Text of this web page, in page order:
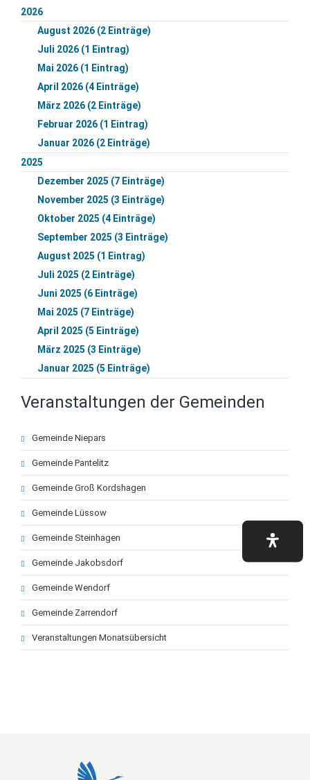
2026
August 2026 (2 Einträge)
Juli 2026 (1 Eintrag)
Mai 2026 (1 Eintrag)
April 2026 (4 Einträge)
März 2026 (2 Einträge)
Februar 2026 (1 Eintrag)
Januar 2026 (2 Einträge)
2025
Dezember 2025 (7 Einträge)
November 2025 (3 Einträge)
Oktober 2025 (4 Einträge)
September 2025 (3 Einträge)
August 2025 (1 Eintrag)
Juli 2025 (2 Einträge)
Juni 2025 (6 Einträge)
Mai 2025 (7 Einträge)
April 2025 (5 Einträge)
März 2025 (3 Einträge)
Januar 2025 (5 Einträge)
Veranstaltungen der Gemeinden
Navigation
überspringen
Gemeinde Niepars
Gemeinde Pantelitz
Gemeinde Groß Kordshagen
Gemeinde Lüssow
Gemeinde Steinhagen
Gemeinde Jakobsdorf
Gemeinde Wendorf
Gemeinde Zarrendorf
Veranstaltungen Monatsübersicht